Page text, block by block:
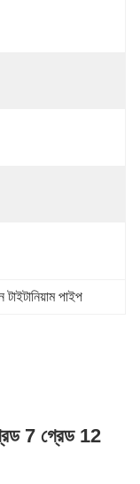
টাইটানিয়াম পাইপ
7 গ্রেড 12